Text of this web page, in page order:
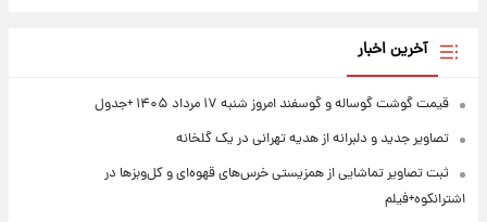
آخرین اخبار
قیمت گوشت گوساله و گوسفند امروز شنبه ۱۷ مرداد ۱۴۰۵ +جدول
تصاویر جدید و دلبرانه از هدیه تهرانی در یک گلخانه
ثبت تصاویر تماشایی از همزیستی خرس‌های قهوه‌ای و کل‌وبزها در
اشترانکوه+فیلم